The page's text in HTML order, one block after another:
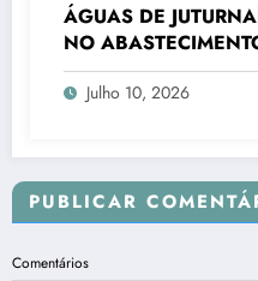
ÁGUAS DE
NO
CIDADES
Julho 10, 2026
PUBLICAR
Comentários